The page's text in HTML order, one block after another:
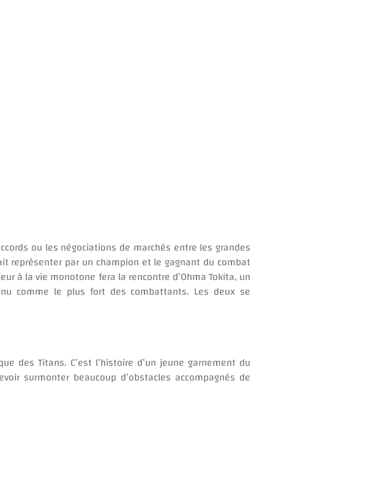
ou les négociations de marchés entre les grandes
représenter par un champion et le gagnant du combat
à la vie monotone fera la rencontre d’Ohma Tokita, un
comme le plus fort des combattants. Les deux se
des Titans. C’est l’histoire d’un jeune garnement du
surmonter beaucoup d’obstacles accompagnés de